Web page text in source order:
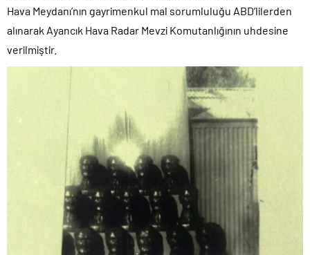
Hava Meydanı’nın gayrimenkul mal sorumluluğu ABD’lilerden
alınarak Ayancık Hava Radar Mevzi Komutanlığının uhdesine
verilmiştir.